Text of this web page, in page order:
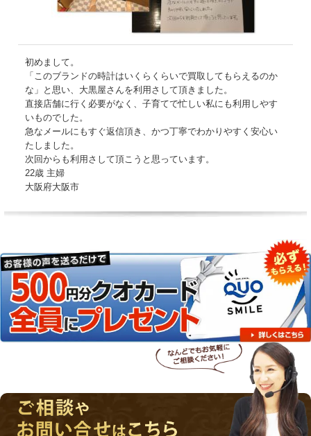
初めまして。
「このブランドの時計はいくらくらいで買取してもらえるのか
な」と思い、大黒屋さんを利用さして頂きました。
直接店舗に行く必要がなく、子育てで忙しい私にも利用しやす
いものでした。
急なメールにもすぐ返信頂き、かつ丁寧でわかりやすく安心い
たしました。
次回からも利用さして頂こうと思っています。
22歳 主婦
大阪府大阪市